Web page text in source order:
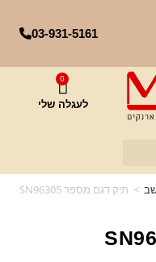
03-931-5161
0
לעגלה שלי
> תיק דגם מספר SN96305